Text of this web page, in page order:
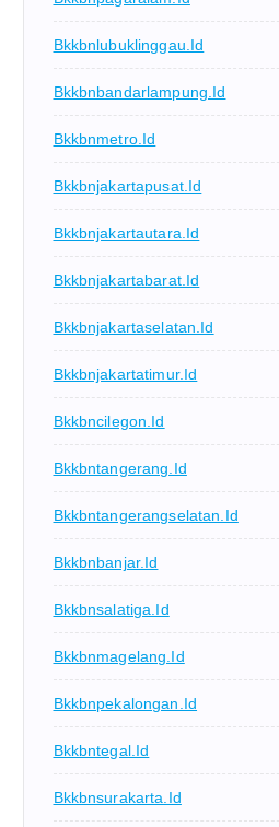
Bkkbnlubuklinggau.id
Bkkbnbandarlampung.id
Bkkbnmetro.id
Bkkbnjakartapusat.id
Bkkbnjakartautara.id
Bkkbnjakartabarat.id
Bkkbnjakartaselatan.id
Bkkbnjakartatimur.id
Bkkbncilegon.id
Bkkbntangerang.id
Bkkbntangerangselatan.id
Bkkbnbanjar.id
Bkkbnsalatiga.id
Bkkbnmagelang.id
Bkkbnpekalongan.id
Bkkbntegal.id
Bkkbnsurakarta.id